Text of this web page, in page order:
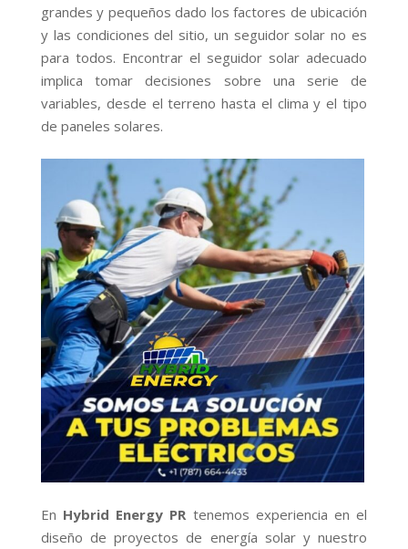
grandes y pequeños dado los factores de ubicación
y las condiciones del sitio, un seguidor solar no es
para todos. Encontrar el seguidor solar adecuado
implica tomar decisiones sobre una serie de
variables, desde el terreno hasta el clima y el tipo
de paneles solares.
En Hybrid Energy PR tenemos experiencia en el
diseño de proyectos de energía solar y nuestro